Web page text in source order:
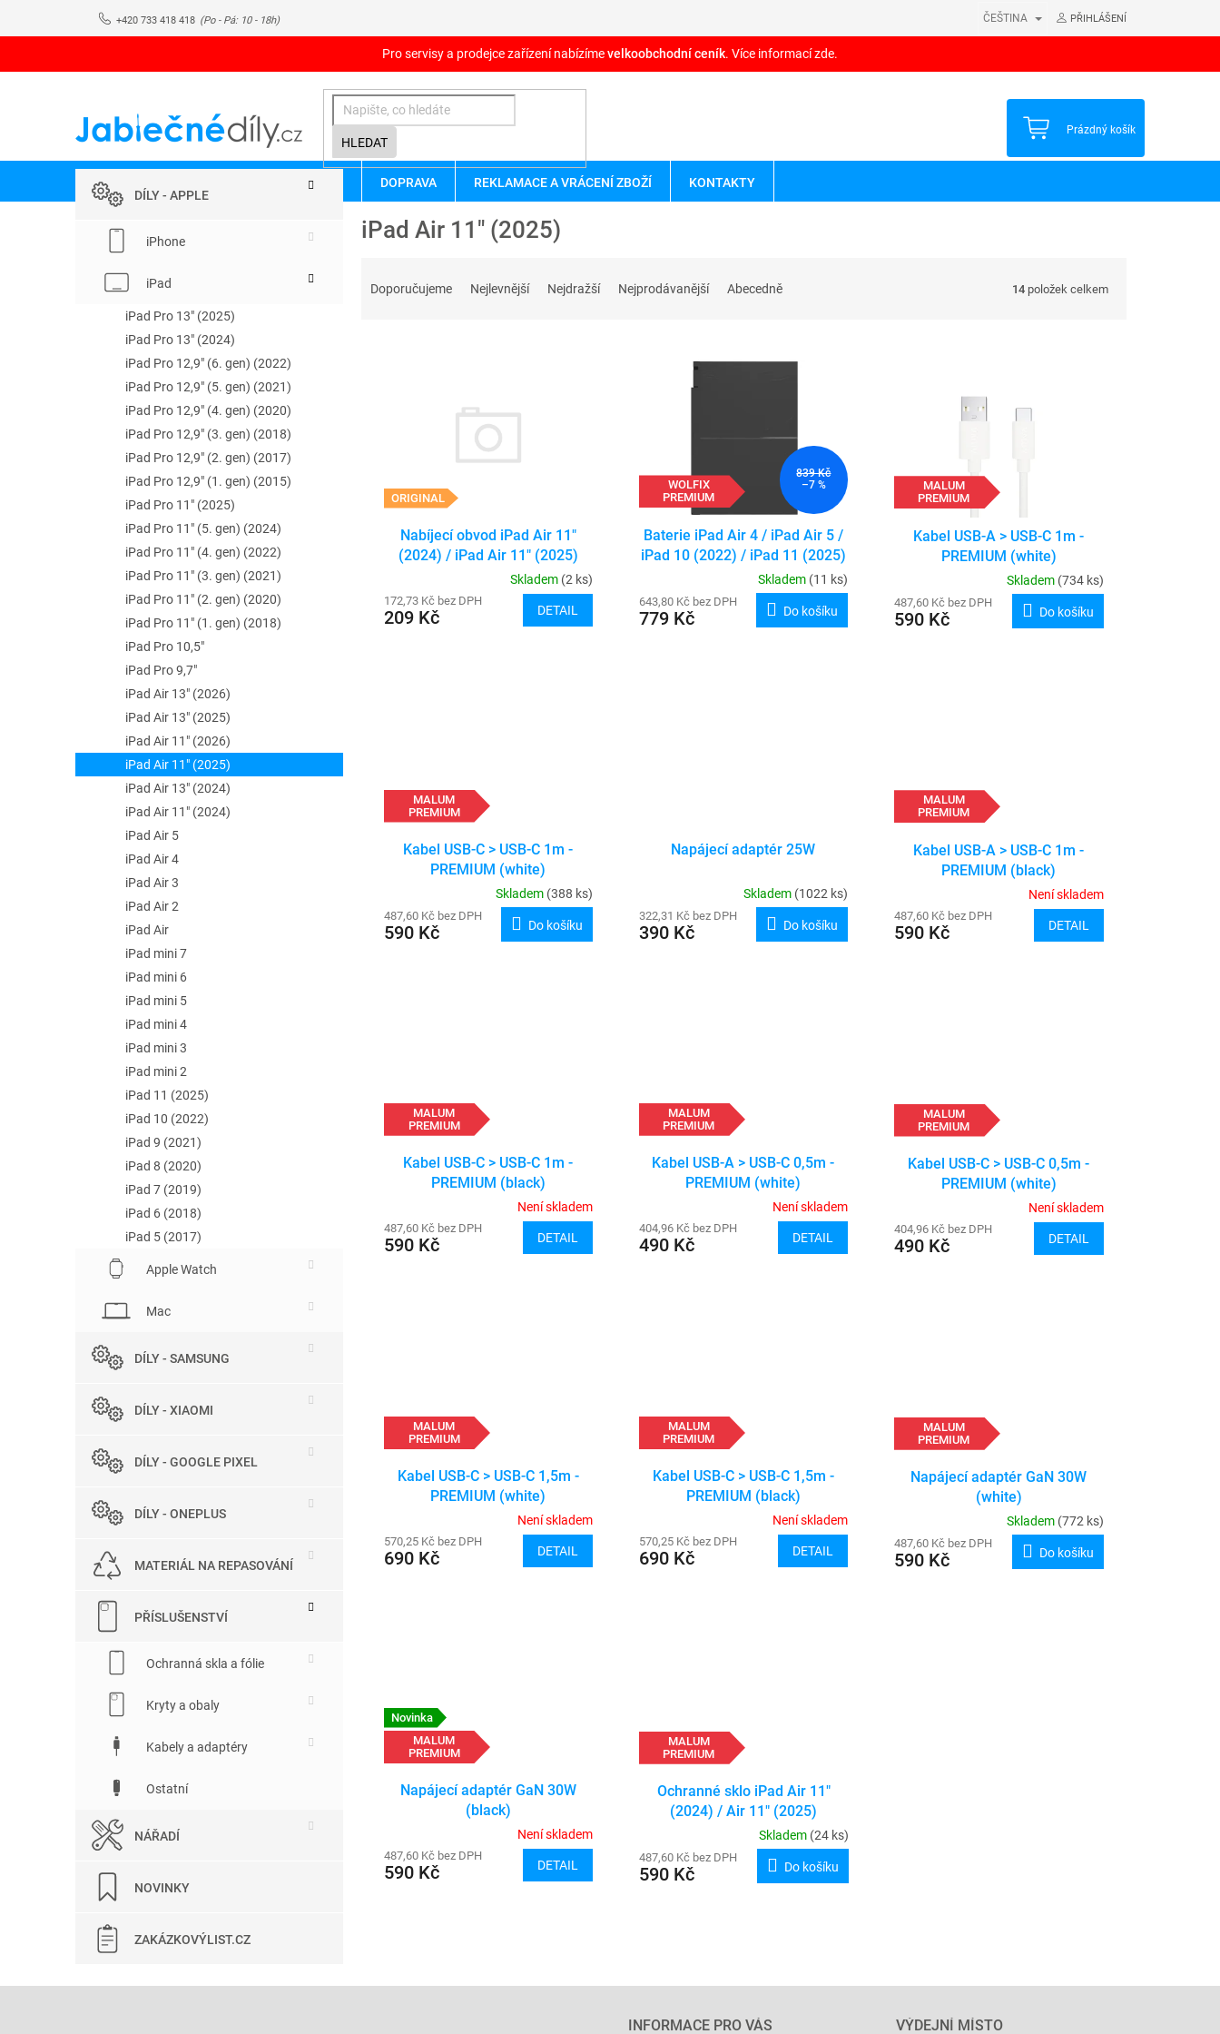
+420 733 418 418 ČEŠTINA PŘIHLÁŠENÍ
Pro servisy a prodejce zařízení nabízímevelkoobchodní ceník. Více informací zde.
HLEDAT
NÁKUPNÍ
Prázdný košík
DOPRAVA REKLAMACE A VRÁCENÍ ZBOŽÍ KONTAKTY
o
kategorieDÍLY - APPLE
iPhone
iPad
iPad Pro 13" (2025)
iPad Pro 13" (2024)
iPad Pro 12,9" (6. gen) (2022)
iPad Pro 12,9" (5. gen) (2021)
iPad Pro 12,9" (4. gen) (2020)
iPad Pro 12,9" (3. gen) (2018)
iPad Pro 12,9" (2. gen) (2017)
iPad Pro 12,9" (1. gen) (2015)
iPad Pro 11" (2025)
iPad Pro 11" (5. gen) (2024)
iPad Pro 11" (4. gen) (2022)
iPad Pro 11" (3. gen) (2021)
iPad Pro 11" (2. gen) (2020)
iPad Pro 11" (1. gen) (2018)
iPad Pro 10,5"
iPad Pro 9,7"
iPad Air 13" (2026)
iPad Air 13" (2025)
iPad Air 11" (2026)
iPad Air 11" (2025)
iPad Air 13" (2024)
iPad Air 11" (2024)
iPad Air 5
iPad Air 4
iPad Air 3
iPad Air 2
iPad Air
iPad mini 7
iPad mini 6
iPad mini 5
iPad mini 4
iPad mini 3
iPad mini 2
iPad 11 (2025)
iPad 10 (2022)
iPad 9 (2021)
iPad 8 (2020)
iPad 7 (2019)
iPad 6 (2018)
iPad 5 (2017)
Apple Watch
Mac
DÍLY - SAMSUNG
DÍLY - XIAOMI
DÍLY - GOOGLE PIXEL
DÍLY - ONEPLUS
MATERIÁL NA REPASOVÁNÍ
PŘÍSLUŠENSTVÍ
Ochranná skla a fólie
Kryty a obaly
Kabely a adaptéry
Ostatní
NÁŘADÍ
NOVINKY
ZAKÁZKOVÝLIST.CZ
iPad Air 11" (2025)
Doporučujeme Nejlevnější Nejdražší Nejprodávanější Abecedně 14 položek celkem
ORIGINAL
Nabíjecí obvod iPad Air 11"
(2024) / iPad Air 11" (2025)
Skladem (2 ks)
172,73 Kč bez DPH
209 Kč DETAIL
WOLFIX
PREMIUM
839 Kč
–7 %
Baterie iPad Air 4 / iPad Air 5 /
iPad 10 (2022) / iPad 11 (2025)
/ iPad Air 11" (2024)
Skladem (11 ks)
643,80 Kč bez DPH
779 Kč Do košíku
MALUM
PREMIUM
Kabel USB-A > USB-C 1m -
PREMIUM (white)
Skladem (734 ks)
487,60 Kč bez DPH
590 Kč Do košíku
MALUM
PREMIUM
Kabel USB-C > USB-C 1m -
PREMIUM (white)
Skladem (388 ks)
487,60 Kč bez DPH
590 Kč Do košíku
Napájecí adaptér 25W
Skladem (1022 ks)
322,31 Kč bez DPH
390 Kč Do košíku
MALUM
PREMIUM
Kabel USB-A > USB-C 1m -
PREMIUM (black)
Není skladem
487,60 Kč bez DPH
590 Kč DETAIL
MALUM
PREMIUM
Kabel USB-C > USB-C 1m -
PREMIUM (black)
Není skladem
487,60 Kč bez DPH
590 Kč DETAIL
MALUM
PREMIUM
Kabel USB-A > USB-C 0,5m -
PREMIUM (white)
Není skladem
404,96 Kč bez DPH
490 Kč DETAIL
MALUM
PREMIUM
Kabel USB-C > USB-C 0,5m -
PREMIUM (white)
Není skladem
404,96 Kč bez DPH
490 Kč DETAIL
MALUM
PREMIUM
Kabel USB-C > USB-C 1,5m -
PREMIUM (white)
Není skladem
570,25 Kč bez DPH
690 Kč DETAIL
MALUM
PREMIUM
Kabel USB-C > USB-C 1,5m -
PREMIUM (black)
Není skladem
570,25 Kč bez DPH
690 Kč DETAIL
MALUM
PREMIUM
Napájecí adaptér GaN 30W
(white)
Skladem (772 ks)
487,60 Kč bez DPH
590 Kč Do košíku
Novinka
MALUM
PREMIUM
Napájecí adaptér GaN 30W
(black)
Není skladem
487,60 Kč bez DPH
590 Kč DETAIL
MALUM
PREMIUM
Ochranné sklo iPad Air 11"
(2024) / Air 11" (2025)
Skladem (24 ks)
487,60 Kč bez DPH
590 Kč Do košíku
á
a
INFORMACE PRO VÁS VÝDEJNÍ MÍSTO